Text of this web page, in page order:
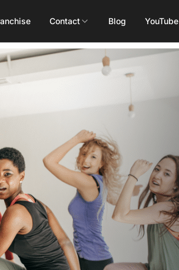
Toutes les activités
ALEOP
Aléop Cardio
Aléop Force
Aléop Fight
Booty Shape
Pôle Santé
Massages
Nutritionniste
Ostéopathe
Fitness Kids
Contact Blog YouTube